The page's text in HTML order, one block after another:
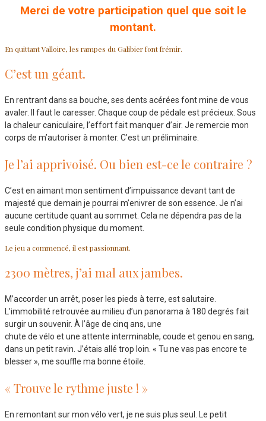
Merci de votre participation quel que soit le
montant.
En quittant Valloire, les rampes du Galibier font frémir.
C’est un géant.
En rentrant dans sa bouche, ses dents acérées font mine de vous
avaler. Il faut le caresser. Chaque coup de pédale est précieux. Sous
la chaleur caniculaire, l’effort fait manquer d’air. Je remercie mon
corps de m’autoriser à monter. C’est un préliminaire.
Je l’ai apprivoisé. Ou bien est-ce le contraire ?
C’est en aimant mon sentiment d’impuissance devant tant de
majesté que demain je pourrai m’enivrer de son essence. Je n’ai
aucune certitude quant au sommet. Cela ne dépendra pas de la
seule condition physique du moment.
Le jeu a commencé, il est passionnant.
2300 mètres, j’ai mal aux jambes.
M’accorder un arrêt, poser les pieds à terre, est salutaire.
L’immobilité retrouvée au milieu d’un panorama à 180 degrés fait
surgir un souvenir. À l’âge de cinq ans, une
chute de vélo et une attente interminable, coude et genou en sang,
dans un petit ravin. J’étais allé trop loin. « Tu ne vas pas encore te
blesser », me souffle ma bonne étoile.
« Trouve le rythme juste ! »
En remontant sur mon vélo vert, je ne suis plus seul. Le petit